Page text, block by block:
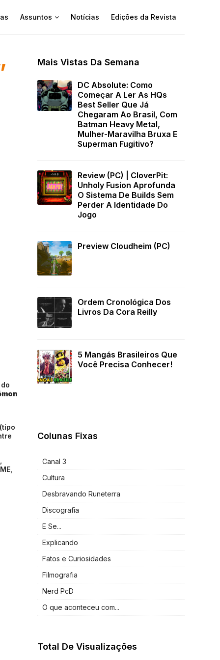
Assuntos Notícias Edições da Revista
Mais Vistas Da Semana
DC Absolute: Como
Começar A Ler As HQs
Best Seller Que Já
Chegaram Ao Brasil, Com
Batman Heavy Metal,
Mulher-Maravilha Bruxa E
Superman Fugitivo?
Review (PC) | CloverPit:
Unholy Fusion Aprofunda
O Sistema De Builds Sem
Perder A Identidade Do
Jogo
Preview Cloudheim (PC)
Ordem Cronológica Dos
Livros Da Cora Reilly
5 Mangás Brasileiros Que
Você Precisa Conhecer!
Colunas Fixas
Canal 3
Cultura
Desbravando Runeterra
Discografia
E Se...
Explicando
Fatos e Curiosidades
Filmografia
Nerd PcD
O que aconteceu com...
Total De Visualizações